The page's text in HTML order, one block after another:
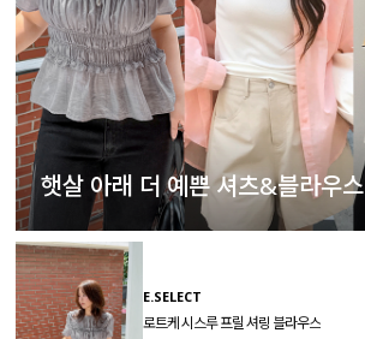
햇살 아래 더 예쁜 셔츠&블라우스
E.SELECT
로트케 시스루 프릴 셔링 블라우스